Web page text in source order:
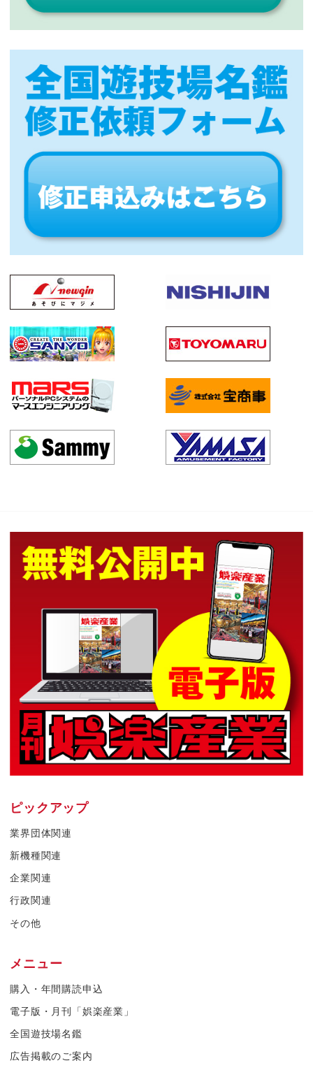
ピックアップ
業界団体関連
新機種関連
企業関連
行政関連
その他
メニュー
購入・年間購読申込
電子版・月刊「娯楽産業」
全国遊技場名鑑
広告掲載のご案内